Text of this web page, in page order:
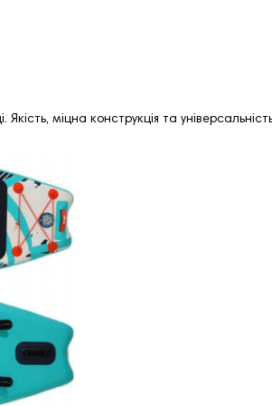
міцна конструкція та